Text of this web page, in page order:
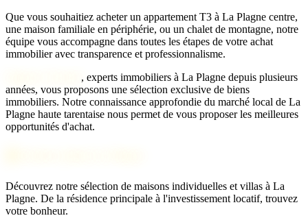
Que vous souhaitiez acheter un appartement T3 à La Plagne centre,
une maison familiale en périphérie, ou un chalet de montagne, notre
équipe vous accompagne dans toutes les étapes de votre achat
immobilier avec transparence et professionnalisme.
, experts immobiliers à La Plagne depuis plusieurs
années, vous proposons une sélection exclusive de biens
immobiliers. Notre connaissance approfondie du marché local de La
Plagne haute tarentaise nous permet de vous proposer les meilleures
opportunités d'achat.
Découvrez notre sélection de maisons individuelles et villas à La
Plagne. De la résidence principale à l'investissement locatif, trouvez
votre bonheur.